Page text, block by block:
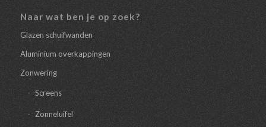
Naar wat ben je op zoek?
Glazen schuifwanden
Aluminium overkappingen
Zonwering
Screens
Zonneluifel